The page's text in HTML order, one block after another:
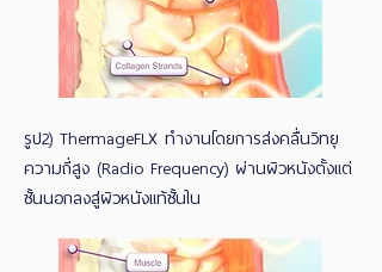
รูป2) ThermageFLX ทำงานโดยการส่งคลื่นวิทยุ
ความถี่สูง (Radio Frequency) ผ่านผิวหนังตั้งแต่
ชั้นนอกลงสู่ผิวหนังแท้ชั้นใน